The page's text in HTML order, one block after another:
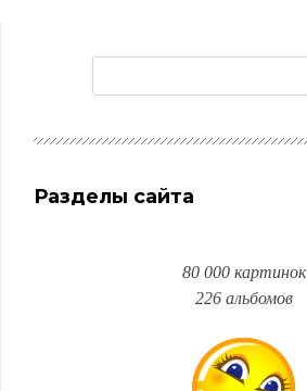
Разделы сайта
80 000 картинок
226 альбомов